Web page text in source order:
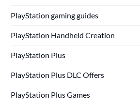
PlayStation gaming guides
PlayStation Handheld Creation
PlayStation Plus
PlayStation Plus DLC Offers
PlayStation Plus Games